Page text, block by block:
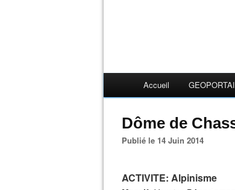
Accueil
Dôme de
Publié le 14 Juin 2014
ACTIVITE: Alpinisme